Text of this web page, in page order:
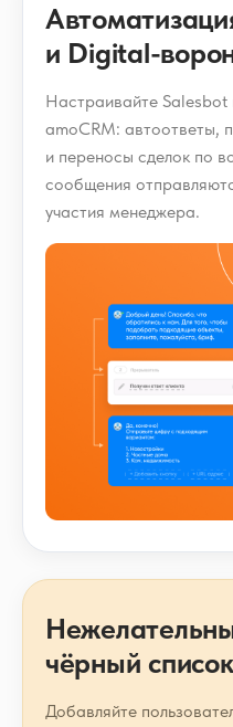
и Digital-
Настраивайте
amoCRM: автоответы,
и переносы сделок по
сообщения
участия менеджера.
чёрный список
Добавляйте